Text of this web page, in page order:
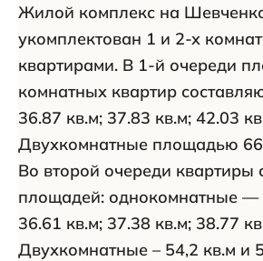
Жилой комплекс на
укомплектован 1 и 2-х
квартирами. В 1-й очереди
комнатных квартир
36.87 кв.м; 37.83 кв.м; 42.03
Двухкомнатные площадью
Во второй очереди
площадей: однокомнатные —
36.61 кв.м; 37.38 кв.м; 38.77
Двухкомнатные – 54,2 кв.м и